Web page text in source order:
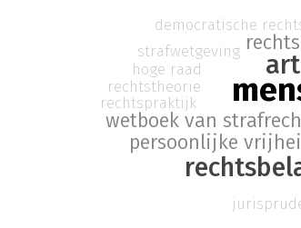
persoonlijke
wetboek van
rechtspraktijk
rechtstheorie
hoge raad
strafwetgeving
democratische